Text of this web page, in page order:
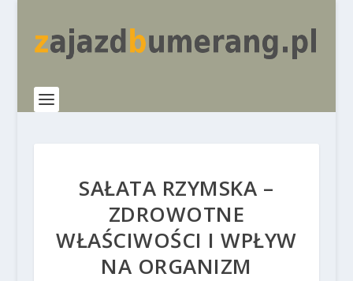
SAŁATA RZYMSKA –
ZDROWOTNE
WŁAŚCIWOŚCI I WPŁYW
NA ORGANIZM